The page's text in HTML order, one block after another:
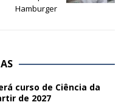
Hamburger
curso de Ciência da
de 2027